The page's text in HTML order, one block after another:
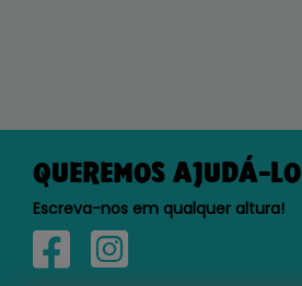
QUEREMOS AJUDÁ-LO
Escreva-nos em qualquer altura!